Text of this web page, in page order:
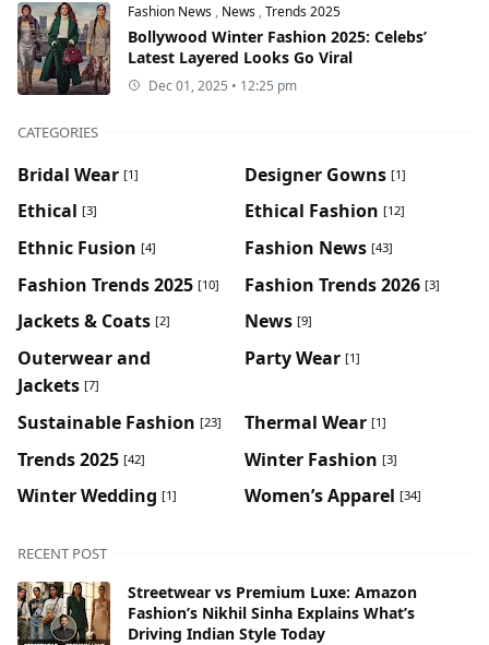
Fashion News , News ,Trends 2025
Bollywood Winter Fashion 2025: Celebs’
Latest Layered Looks Go Viral
Dec 01, 2025 • 12:25 pm
CATEGORIES
Bridal Wear [1] Designer Gowns [1]
Ethical [3] Ethical Fashion [12]
Ethnic Fusion [4] Fashion News [43]
Fashion Trends 2025 [10] Fashion Trends 2026 [3]
Jackets & Coats [2] News [9]
Outerwear and
Jackets [7]
Party Wear [1]
Sustainable Fashion [23] Thermal Wear [1]
Trends 2025 [42] Winter Fashion [3]
Winter Wedding [1] Women’s Apparel [34]
RECENT POST
Streetwear vs Premium Luxe: Amazon
Fashion’s Nikhil Sinha Explains What’s
Driving Indian Style Today